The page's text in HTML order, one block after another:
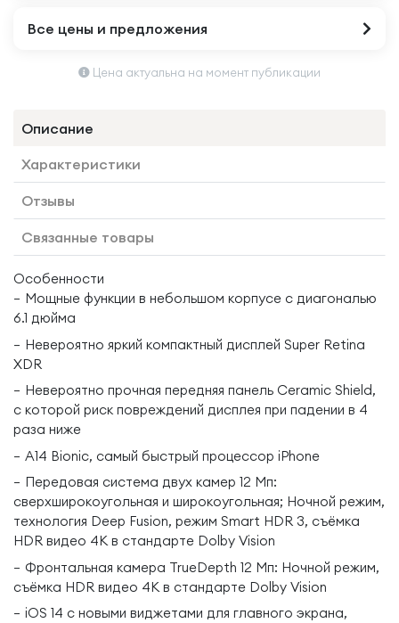
Все цены и предложения
Цена актуальна на момент публикации
Описание
Характеристики
Отзывы
Связанные товары
Особенности
Мощные функции в небольшом корпусе с диагональю
6.1 дюйма
Невероятно яркий компактный дисплей Super Retina
XDR
Невероятно прочная передняя панель Ceramic Shield,
с которой риск повреждений дисплея при падении в 4
раза ниже
A14 Bionic, самый быстрый процессор iPhone
Передовая система двух камер 12 Мп:
сверхширокоугольная и широкоугольная; Ночной режим,
технология Deep Fusion, режим Smart HDR 3, съёмка
HDR видео 4K в стандарте Dolby Vision
Фронтальная камера TrueDepth 12 Мп: Ночной режим,
съёмка HDR видео 4K в стандарте Dolby Vision
iOS 14 с новыми виджетами для главного экрана,